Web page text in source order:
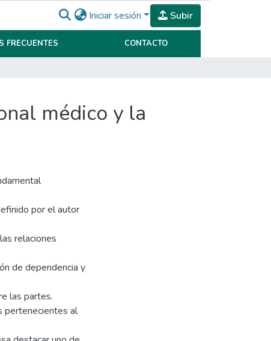
Iniciar sesión Subir
FRECUENTES CONTACTO
médico y la
por el autor
relaciones
de dependencia y
las partes.
pertenecientes al